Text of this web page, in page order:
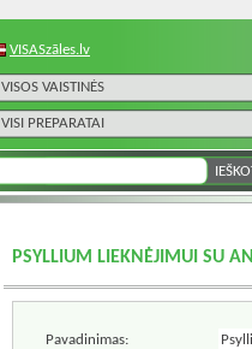
VISASzāles.lv
VISOS VAISTINĖS
VISI PREPARATAI
PSYLLIUM LIEKNĖJIMUI SU
Pavadinimas: